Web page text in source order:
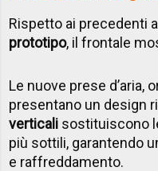
Rispetto ai precedenti
prototipo, il frontale
Le nuove prese d’aria,
presentano un design
verticali sostituiscono
più sottili, garantendo
e raffreddamento.